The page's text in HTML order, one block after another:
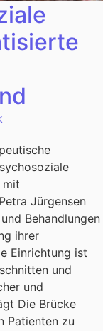
mit
Jürgensen
Behandlungen
ihrer
Einrichtung ist
und
und
Die Brücke
Patienten zu